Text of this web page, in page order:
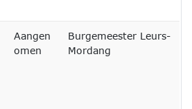
Aangen
omen
Burgemeester Leurs-
Mordang